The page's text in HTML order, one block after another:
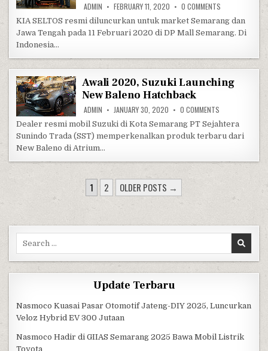
ADMIN FEBRUARY 11, 2020 0 COMMENTS ON ALL NEW
KIA SELTOS resmi diluncurkan untuk market Semarang dan
Jawa Tengah pada 11 Februari 2020 di DP Mall Semarang. Di
Indonesia…
Awali 2020, Suzuki Launching
New Baleno Hatchback
ADMIN JANUARY 30, 2020 0 COMMENTS
Dealer resmi mobil Suzuki di Kota Semarang PT Sejahtera
Sunindo Trada (SST) memperkenalkan produk terbaru dari
New Baleno di Atrium…
POSTS PAGINATION
1 2 OLDER POSTS →
Search for:
Update Terbaru
Nasmoco Kuasai Pasar Otomotif Jateng-DIY 2025, Luncurkan
Veloz Hybrid EV 300 Jutaan
Nasmoco Hadir di GIIAS Semarang 2025 Bawa Mobil Listrik
Toyota